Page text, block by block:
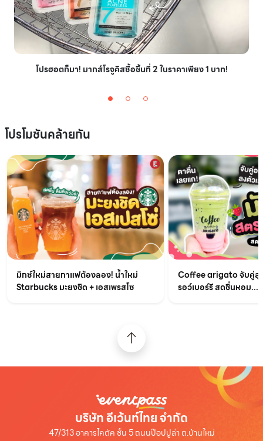
โปรฮอตก็มา! มากส์โรจูคิสซื้อชิ้นที่ 2 ในราคาเพียง 1 บาท!
โปรโมชันคล้ายกัน
มิกซ์ใหม่สายกาแฟต้องลอง! น้ำใหม่
Starbucks มะยงชิด + เอสเพรสโซ
Coffee arigato จับคู่สุ
รอว์เบอร์รี สดชื่นหอม...
บริษัท อีเว้นท์ไทย จำกัด
47/313 อาคารไคตัค ชั้น 5 ถนนป๊อปปูล่า ต.บ้านใหม่